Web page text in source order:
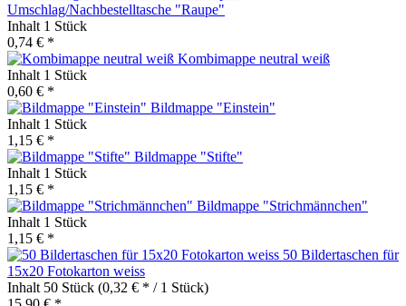
Umschlag/Nachbestelltasche "Raupe"
Inhalt 1 Stück
0,74 € *
Kombimappe neutral weiß
Inhalt 1 Stück
0,60 € *
Bildmappe "Einstein"
Inhalt 1 Stück
1,15 € *
Bildmappe "Stifte"
Inhalt 1 Stück
1,15 € *
Bildmappe "Strichmännchen"
Inhalt 1 Stück
1,15 € *
50 Bildertaschen für
15x20 Fotokarton weiss
Inhalt 50 Stück (0,32 € * / 1 Stück)